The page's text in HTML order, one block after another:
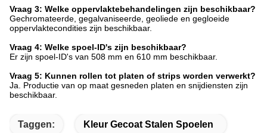
Vraag 3: Welke oppervlaktebehandelingen zijn beschikbaar?
Gechromateerde, gegalvaniseerde, geoliede en gegloeide
oppervlaktecondities zijn beschikbaar.
Vraag 4: Welke spoel-ID's zijn beschikbaar?
Er zijn spoel-ID's van 508 mm en 610 mm beschikbaar.
Vraag 5: Kunnen rollen tot platen of strips worden verwerkt?
Ja. Productie van op maat gesneden platen en snijdiensten zijn
beschikbaar.
Taggen: Kleur Gecoat Stalen Spoelen